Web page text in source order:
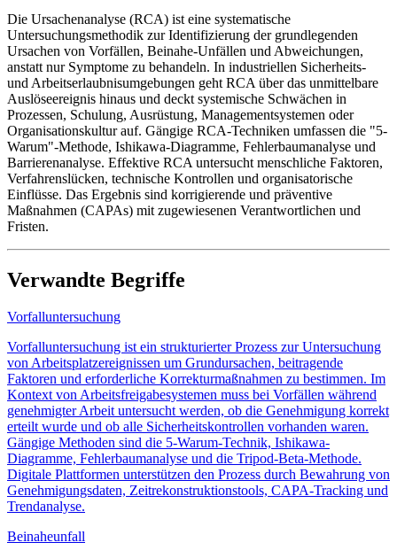
Die Ursachenanalyse (RCA) ist eine systematische
Untersuchungsmethodik zur Identifizierung der grundlegenden
Ursachen von Vorfällen, Beinahe-Unfällen und Abweichungen,
anstatt nur Symptome zu behandeln. In industriellen Sicherheits-
und Arbeitserlaubnisumgebungen geht RCA über das unmittelbare
Auslöseereignis hinaus und deckt systemische Schwächen in
Prozessen, Schulung, Ausrüstung, Managementsystemen oder
Organisationskultur auf. Gängige RCA-Techniken umfassen die "5-
Warum"-Methode, Ishikawa-Diagramme, Fehlerbaumanalyse und
Barrierenanalyse. Effektive RCA untersucht menschliche Faktoren,
Verfahrenslücken, technische Kontrollen und organisatorische
Einflüsse. Das Ergebnis sind korrigierende und präventive
Maßnahmen (CAPAs) mit zugewiesenen Verantwortlichen und
Fristen.
Verwandte Begriffe
Vorfalluntersuchung
Vorfalluntersuchung ist ein strukturierter Prozess zur Untersuchung
von Arbeitsplatzereignissen um Grundursachen, beitragende
Faktoren und erforderliche Korrekturmaßnahmen zu bestimmen. Im
Kontext von Arbeitsfreigabesystemen muss bei Vorfällen während
genehmigter Arbeit untersucht werden, ob die Genehmigung korrekt
erteilt wurde und ob alle Sicherheitskontrollen vorhanden waren.
Gängige Methoden sind die 5-Warum-Technik, Ishikawa-
Diagramme, Fehlerbaumanalyse und die Tripod-Beta-Methode.
Digitale Plattformen unterstützen den Prozess durch Bewahrung von
Genehmigungsdaten, Zeitrekonstruktionstools, CAPA-Tracking und
Trendanalyse.
Beinaheunfall